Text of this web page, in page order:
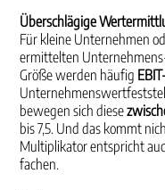
Überschlägige
Für kleine Unternehmen
ermittelten
Größe werden häufig
bewegen sich diese
bis 7,5. Und das kommt
Multiplikator entspricht
fachen.